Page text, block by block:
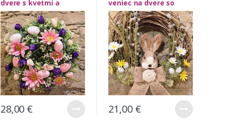
dvere s kvetmi a
vajíčkami
28,00 €
veniec na dvere so
zajačikom
21,00 €